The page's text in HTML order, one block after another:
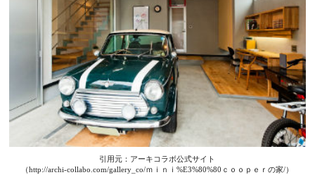
引用元：アーキコラボ公式サイト
（http://archi-collabo.com/gallery_co/ｍｉｎｉ%E3%80%80ｃｏｏｐｅｒの家/）